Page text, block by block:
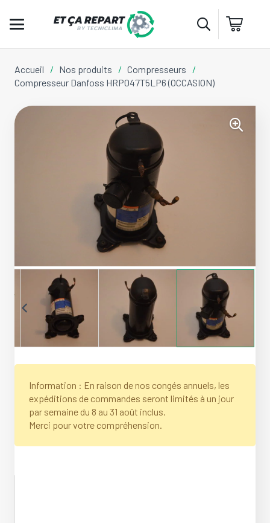
Accueil / Nos produits / Compresseurs
/
Compresseur Danfoss HRP047T5LP6 (OCCASION)
Information : En raison de nos congés annuels, les
expéditions de commandes seront limités à un jour
par semaine du 8 au 31 août inclus.
Merci pour votre compréhension.